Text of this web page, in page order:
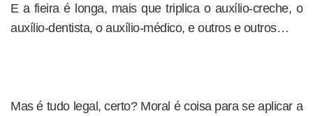
E a fieira é longa, mais que triplica o auxílio-creche, o
auxílio-dentista, o auxílio-médico, e outros e outros…
Mas é tudo legal, certo? Moral é coisa para se aplicar a